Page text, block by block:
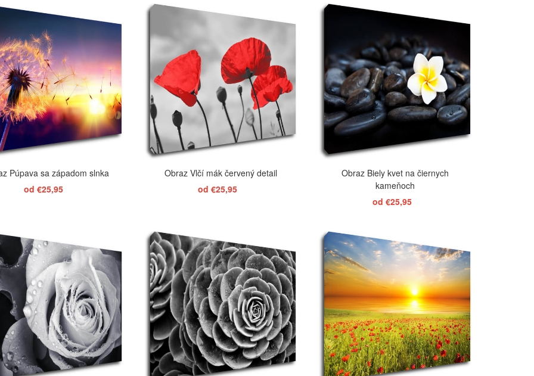
ZOBRAZIŤ ZOBRAZIŤ ZOBRAZIŤ
Púpava sa západom slnka
od €25,95
ZOBRAZIŤ
Obraz Vlčí mák červený detail
od €25,95
ZOBRAZIŤ
Obraz Biely kvet na čiernych
kameňoch
od €25,95
ZOBRAZIŤ